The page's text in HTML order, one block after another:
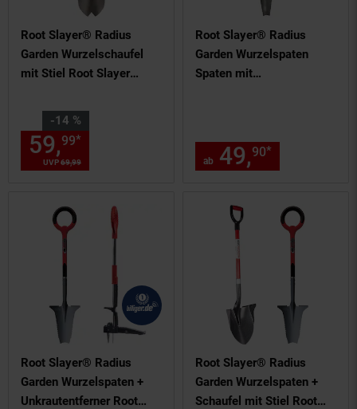
Root Slayer® Radius
Garden Wurzelschaufel
mit Stiel Root Slayer
-14 %
Sie Sparen 14 Prozent,
UVP69,99
59,99* Aktueller Preis: 59,
Root Slayer® Radius
Garden Wurzelspaten
Spaten mit
ab 49,90*
Root Slayer® Radius
Garden Wurzelspaten +
Unkrautentferner Root
Root Slayer® Radius
Garden Wurzelspaten +
Schaufel mit Stiel Root